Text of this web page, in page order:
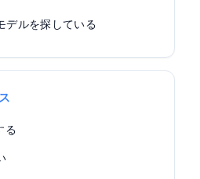
デルを探している
る